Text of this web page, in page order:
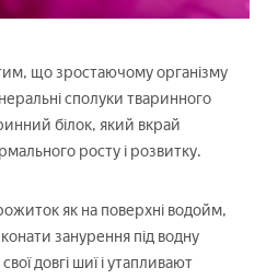
що зростаючому організму
сполуки тваринного
білок, який вкрай
росту і розвитку.
як на поверхні водойм,
занурення під водну
довгі шиї і утапливают